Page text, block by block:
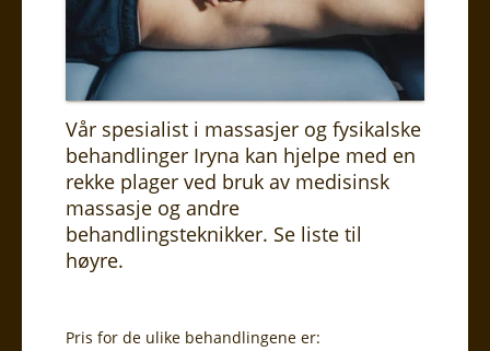
Vår spesialist i massasjer og fysikalske
behandlinger Iryna kan hjelpe med en
rekke plager ved bruk av medisinsk
massasje og andre
behandlingsteknikker. Se liste til
høyre.
Pris for de ulike behandlingene er: